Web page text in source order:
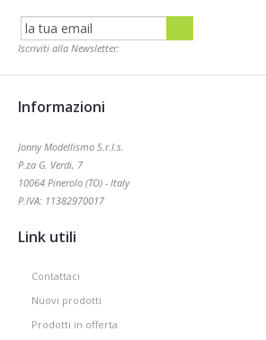
Iscriviti alla Newsletter:
Informazioni
Jonny Modellismo S.r.l.s.
P.za G. Verdi, 7
10064 Pinerolo (TO) - Italy
P.IVA: 11382970017
Link utili
Contattaci
Nuovi prodotti
Prodotti in offerta